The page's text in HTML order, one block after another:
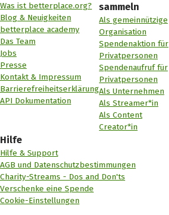
Was ist betterplace.org?
Blog & Neuigkeiten
betterplace academy
Das Team
Jobs
Presse
Kontakt & Impressum
Barrierefreiheitserklärung
API Dokumentation
sammeln
Als gemeinnützige
Organisation
Spendenaktion für
Privatpersonen
Spendenaufruf für
Privatpersonen
Als Unternehmen
Als Streamer*in
Als Content
Creator*in
Hilfe
Hilfe & Support
AGB und Datenschutzbestimmungen
Charity-Streams - Dos and Don'ts
Verschenke eine Spende
Cookie-Einstellungen